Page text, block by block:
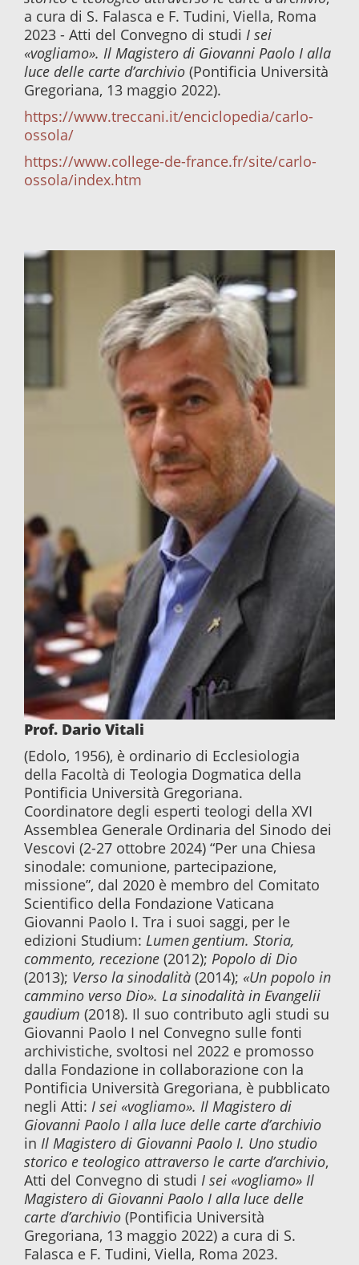
a cura di S. Falasca e F. Tudini, Viella, Roma
2023 - Atti del Convegno di studi I sei
«vogliamo». Il Magistero di Giovanni Paolo I alla
luce delle carte d’archivio (Pontificia Università
Gregoriana, 13 maggio 2022).
https://www.treccani.it/enciclopedia/carlo-
ossola/
https://www.college-de-france.fr/site/carlo-
ossola/index.htm
Prof. Dario Vitali
(Edolo, 1956), è ordinario di Ecclesiologia
della Facoltà di Teologia Dogmatica della
Pontificia Università Gregoriana.
Coordinatore degli esperti teologi della XVI
Assemblea Generale Ordinaria del Sinodo dei
Vescovi (2-27 ottobre 2024) “Per una Chiesa
sinodale: comunione, partecipazione,
missione”, dal 2020 è membro del Comitato
Scientifico della Fondazione Vaticana
Giovanni Paolo I. Tra i suoi saggi, per le
edizioni Studium: Lumen gentium. Storia,
commento, recezione (2012); Popolo di Dio
(2013); Verso la sinodalità (2014); «Un popolo in
cammino verso Dio». La sinodalità in Evangelii
gaudium (2018). Il suo contributo agli studi su
Giovanni Paolo I nel Convegno sulle fonti
archivistiche, svoltosi nel 2022 e promosso
dalla Fondazione in collaborazione con la
Pontificia Università Gregoriana, è pubblicato
negli Atti: I sei «vogliamo». Il Magistero di
Giovanni Paolo I alla luce delle carte d’archivio
in Il Magistero di Giovanni Paolo I. Uno studio
storico e teologico attraverso le carte d’archivio,
Atti del Convegno di studi I sei «vogliamo» Il
Magistero di Giovanni Paolo I alla luce delle
carte d’archivio (Pontificia Università
Gregoriana, 13 maggio 2022) a cura di S.
Falasca e F. Tudini, Viella, Roma 2023.